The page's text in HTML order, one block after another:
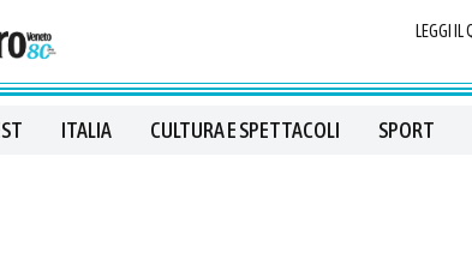
LEGGI
ITALIA CULTURA E SPETTACOLI SPORT